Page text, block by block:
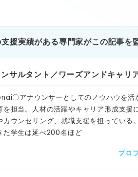
援実績がある専門家がこの記事を
サルタント／ワーズアンドキャリ
〇アナウンサーとしてのノウハウを活
を担当。人材の活躍やキャリア形成支援
カウンセリング、就職支援を担っている
た学生は延べ200名ほど
プロ